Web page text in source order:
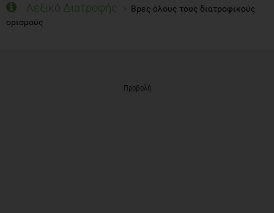
Λεξικό Διατροφής
Βρες όλους τους διατροφικούς
ορισμούς
Προβολή